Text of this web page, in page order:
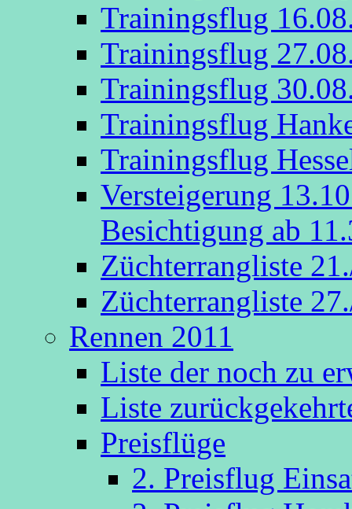
Trainingsflug
Trainingsflug
Trainingsflug
Trainingsflug
Trainingsflug
Versteigerung
Besichtigung ab
Züchterrangliste
Züchterrangliste
Rennen 2011
Liste der noch zu
Liste
Preisflüge
2. Preisflug